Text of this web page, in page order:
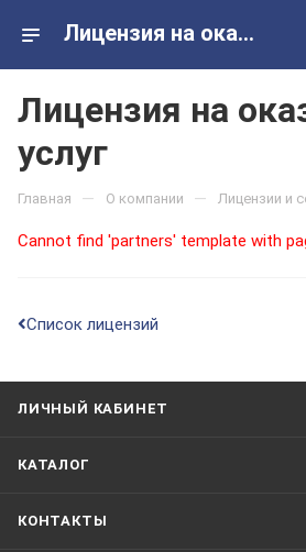
Лицензия на оказание услуг
Лицензия на
услуг
Главная — О компании — Лицензии и
Cannot find 'partners' template with
Список лицензий
ЛИЧНЫЙ КАБИНЕТ
КАТАЛОГ
КОНТАКТЫ